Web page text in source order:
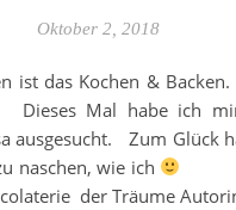
Oktober 2, 2018
ist das Kochen &
Mal habe ich mir
ausgesucht. Zum Glück
naschen, wie ich
Am
der Träume